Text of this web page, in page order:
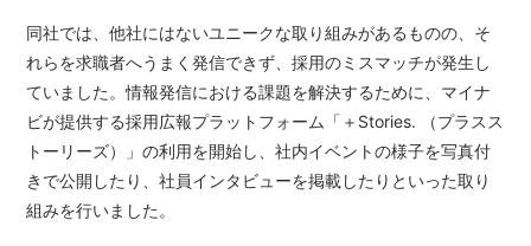
同社では、他社にはないユニークな取り組みがあるものの、そ
れらを求職者へうまく発信できず、採用のミスマッチが発生し
ていました。情報発信における課題を解決するために、マイナ
ビが提供する採用広報プラットフォーム「＋Stories. （プラスス
トーリーズ）」の利用を開始し、社内イベントの様子を写真付
きで公開したり、社員インタビューを掲載したりといった取り
組みを行いました。